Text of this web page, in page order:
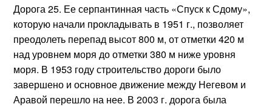
Дорога 25. Ее серпантинная часть «Спуск к Сдому»,
которую начали прокладывать в 1951 г., позволяет
преодолеть перепад высот 800 м, от отметки 420 м
над уровнем моря до отметки 380 м ниже уровня
моря. В 1953 году строительство дороги было
завершено и основное движение между Негевом и
Аравой перешло на нее. В 2003 г. дорога была